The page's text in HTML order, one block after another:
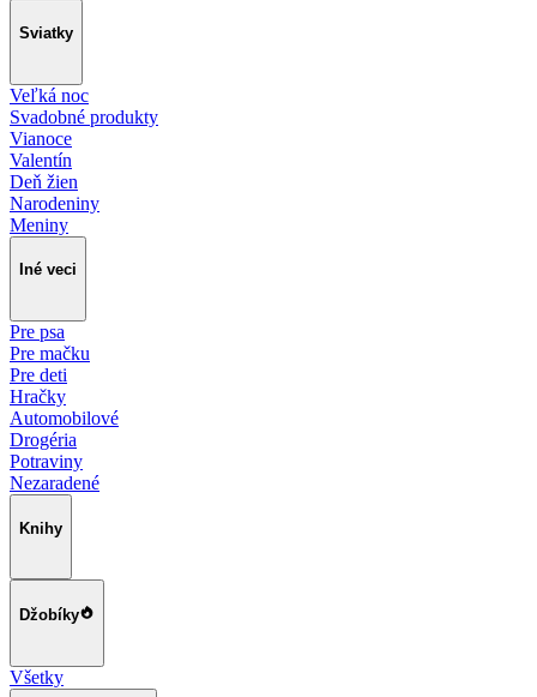
Sviatky
Veľká noc
Svadobné produkty
Vianoce
Valentín
Deň žien
Narodeniny
Meniny
Iné veci
Pre psa
Pre mačku
Pre deti
Hračky
Automobilové
Drogéria
Potraviny
Nezaradené
Knihy
Džobíky
Všetky